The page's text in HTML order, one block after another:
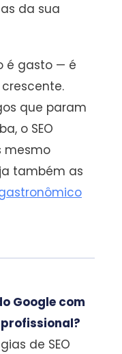
da sua
é gasto — é
que param
o SEO
mesmo
também as
Google com
de SEO